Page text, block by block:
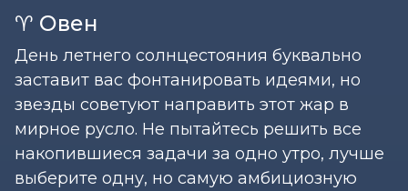
♈ Овен
День летнего солнцестояния буквально
заставит вас фонтанировать идеями, но
звезды советуют направить этот жар в
мирное русло. Не пытайтесь решить все
накопившиеся задачи за одно утро, лучше
выберите одну, но самую амбициозную